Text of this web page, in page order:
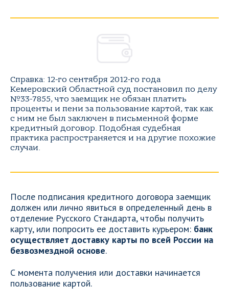
Справка: 12-го сентября 2012-го года
Кемеровский Областной суд постановил по делу
№33-7855, что заемщик не обязан платить
проценты и пени за пользование картой, так как
с ним не был заключен в письменной форме
кредитный договор. Подобная судебная
практика распространяется и на другие похожие
случаи.
После подписания кредитного договора заемщик
должен или лично явиться в определенный день в
отделение Русского Стандарта, чтобы получить
карту, или попросить ее доставить курьером: банк
осуществляет доставку карты по всей России на
безвозмездной основе.
С момента получения или доставки начинается
пользование картой.